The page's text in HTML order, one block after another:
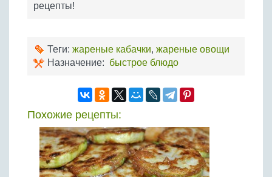
рецепты!
Теги: жареные кабачки, жареные овощи
Назначение: быстрое блюдо
Похожие рецепты: